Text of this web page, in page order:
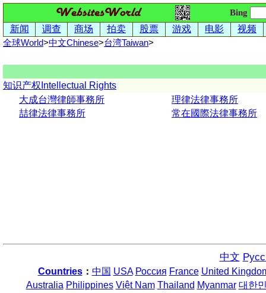
Bing
新闻 调查 商场 拍卖 股票 游戏 电影 视频
全球World>中文Chinese>台湾Taiwan>
知识产权Intellectual Rights
大成台灣律師事務所
理律法律事務所
喆律法律事務所
常在國際法律事務所
中文
Countries： 中国 USA Россия France United
Australia Philippines Việt Nam Thailand Myanmar 대한